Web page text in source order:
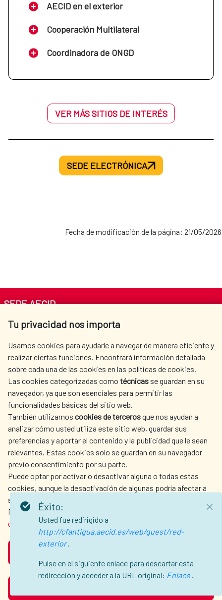
AECID en el exterior
Cooperación Multilateral
Coordinadora de ONGD
VER MÁS SITIOS DE INTERÉS
SEDE ELECTRÓNICA
Fecha de modificación de la página: 21/05/2026
Tu privacidad nos importa
Usamos cookies para ayudarle a navegar de manera eficiente y
realizar ciertas funciones. Encontrará información detallada
sobre cada una de las cookies en las políticas de cookies.
Las cookies categorizadas como técnicas se guardan en su
navegador, ya que son esenciales para permitir las
funcionalidades básicas del sitio web.
También utilizamos cookies de tercerosque nos ayudan a
analizar cómo usted utiliza este sitio web, guardar sus
preferencias y aportar el contenido y la publicidad que le sean
relevantes. Estas cookies solo se guardan en su navegador
previo consentimiento por su parte.
Puede optar por activar o desactivar alguna o todas estas
cookies, aunque la desactivación de algunas podría afectar a
su experiencia de navegación.
Para obtener más información, consulte nuestra
cookies
SEDE AECID
Av. Reyes Católicos 4 - 28040 Madrid
centro.informacion@aecid.es
LA AECID
DÓNDE COOPERAMOS
ACCIÓN HUMANITARIA
SALA DE PRENSA
CULTURA Y CIENCIA
BIBLIOTECA
NUESTRAS REDES SOCIALES
POLÍTICA DE COOKIES
GUÍA DE NAVEGACIÓN
Éxito:
Usted fue redirigido a
http://cfantigua.aecid.es/web/guest/red-
exterior.
Pulse en el siguiente enlace para descartar esta
redirección y acceder a la URL original: Enlace .